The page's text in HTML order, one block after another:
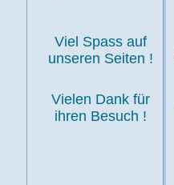
Viel Spass auf
unseren Seiten !
Vielen Dank für
ihren Besuch !